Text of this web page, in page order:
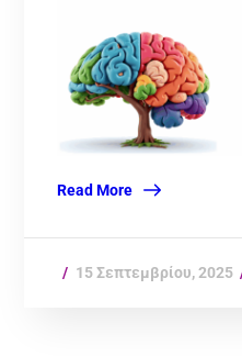
Read More
15 Σεπτεμβρίου, 2025